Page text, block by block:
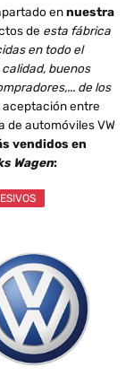
ennuestra
de esta fábrica
en todo el
calidad, buenos
de los
aceptación entre
de automóviles VW
vendidos en
Wagen: